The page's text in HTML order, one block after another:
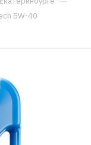
5W-40